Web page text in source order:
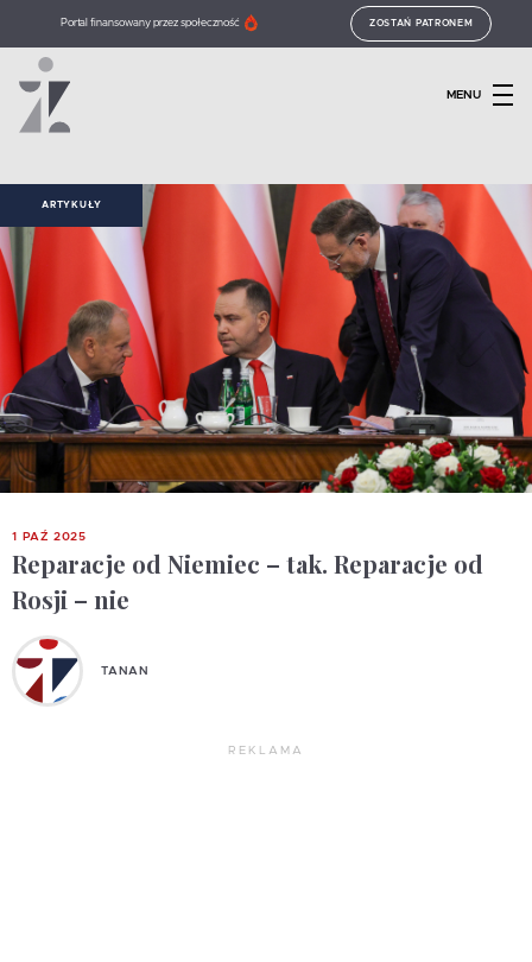
Portal finansowany przez społeczność ZOSTAŃ PATRONEM
MENU
ARTYKUŁY
1 PAŹ 2025
Reparacje od Niemiec – tak. Reparacje od
Rosji – nie
TANAN
REKLAMA